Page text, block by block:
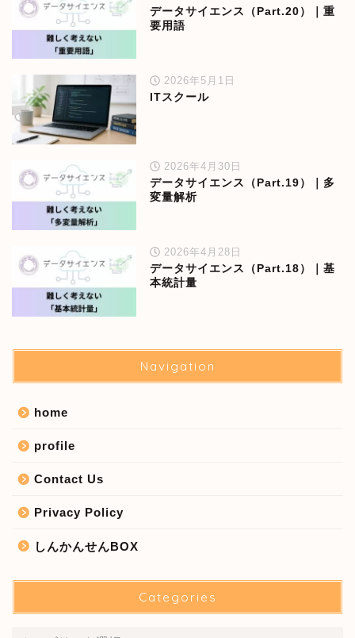
データサイエンス（Part.20）｜重
要用語
2026年5月1日
ITスクール
2026年4月30日
データサイエンス（Part.19）｜多
変量解析
2026年4月28日
データサイエンス（Part.18）｜基
本統計量
Navigation
home
profile
Contact Us
Privacy Policy
しんかんせんBOX
Categories